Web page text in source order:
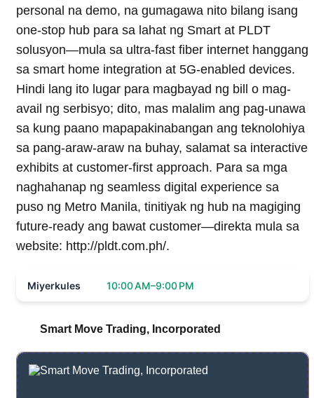
personal na demo, na gumagawa nito bilang isang
one-stop hub para sa lahat ng Smart at PLDT
solusyon—mula sa ultra-fast fiber internet hanggang
sa smart home integration at 5G-enabled devices.
Hindi lang ito lugar para magbayad ng bill o mag-
avail ng serbisyo; dito, mas malalim ang pag-unawa
sa kung paano mapapakinabangan ang teknolohiya
sa pang-araw-araw na buhay, salamat sa interactive
exhibits at customer-first approach. Para sa mga
naghahanap ng seamless digital experience sa
puso ng Metro Manila, tinitiyak ng hub na magiging
future-ready ang bawat customer—direkta mula sa
website: http://pldt.com.ph/.
Miyerkules 10:00 AM–9:00 PM
Smart Move Trading, Incorporated